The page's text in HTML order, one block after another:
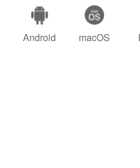
Android macOS